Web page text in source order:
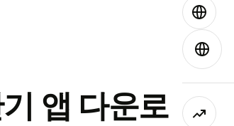
앱 다운로